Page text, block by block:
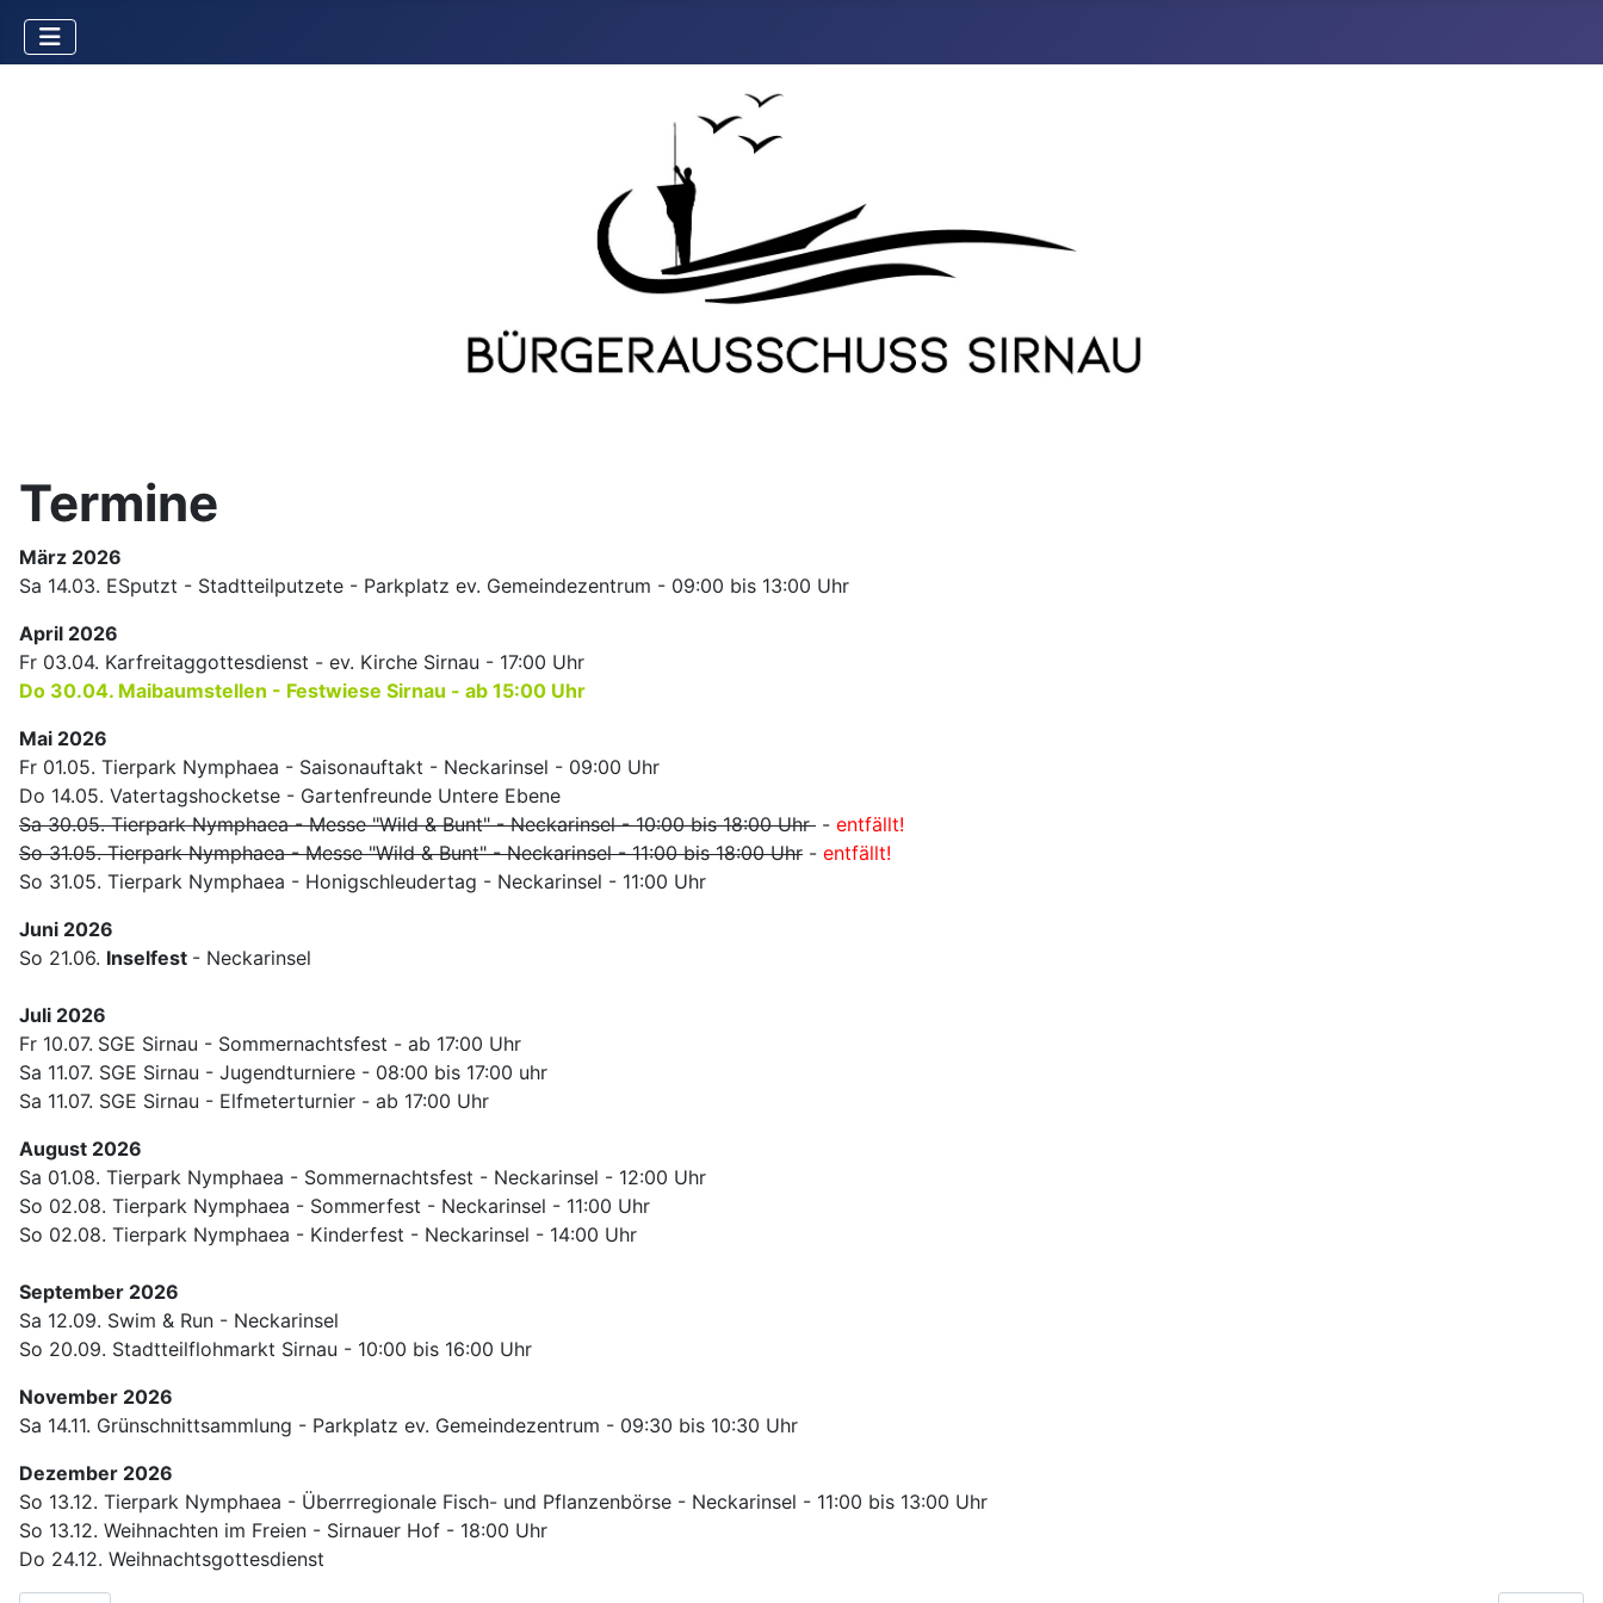
Termine
März 2026
Sa 14.03. ESputzt - Stadtteilputzete - Parkplatz ev. Gemeindezentrum - 09:00 bis 13:00 Uhr
April 2026
Fr 03.04. Karfreitaggottesdienst - ev. Kirche Sirnau - 17:00 Uhr
Do 30.04. Maibaumstellen - Festwiese Sirnau - ab 15:00 Uhr
Mai 2026
Fr 01.05. Tierpark Nymphaea - Saisonauftakt - Neckarinsel - 09:00 Uhr
Do 14.05. Vatertagshocketse - Gartenfreunde Untere Ebene
Sa 30.05. Tierpark Nymphaea - Messe "Wild & Bunt" - Neckarinsel - 10:00 bis 18:00 Uhr - entfällt!
So 31.05. Tierpark Nymphaea - Messe "Wild & Bunt" - Neckarinsel - 11:00 bis 18:00 Uhr - entfällt!
So 31.05. Tierpark Nymphaea - Honigschleudertag - Neckarinsel - 11:00 Uhr
Juni 2026
So 21.06. Inselfest - Neckarinsel
Juli 2026
Fr 10.07. SGE Sirnau - Sommernachtsfest - ab 17:00 Uhr
Sa 11.07. SGE Sirnau - Jugendturniere - 08:00 bis 17:00 uhr
Sa 11.07. SGE Sirnau - Elfmeterturnier - ab 17:00 Uhr
August 2026
Sa 01.08. Tierpark Nymphaea - Sommernachtsfest - Neckarinsel - 12:00 Uhr
So 02.08. Tierpark Nymphaea - Sommerfest - Neckarinsel - 11:00 Uhr
So 02.08. Tierpark Nymphaea - Kinderfest - Neckarinsel - 14:00 Uhr
September 2026
Sa 12.09. Swim & Run - Neckarinsel
So 20.09. Stadtteilflohmarkt Sirnau - 10:00 bis 16:00 Uhr
November 2026
Sa 14.11. Grünschnittsammlung - Parkplatz ev. Gemeindezentrum - 09:30 bis 10:30 Uhr
Dezember 2026
So 13.12. Tierpark Nymphaea - Überrregionale Fisch- und Pflanzenbörse - Neckarinsel - 11:00 bis 13:00 Uhr
So 13.12. Weihnachten im Freien - Sirnauer Hof - 18:00 Uhr
Do 24.12. Weihnachtsgottesdienst